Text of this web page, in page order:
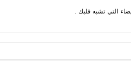
التي تشبه قلبك .